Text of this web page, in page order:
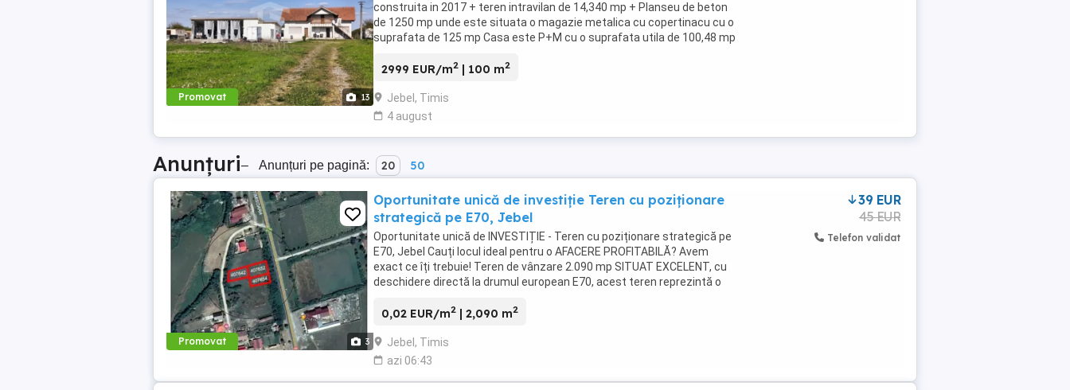
Promovat 13
construita in 2017 + teren intravilan de 14,340 mp + Planseu de beton
de 1250 mp unde este situata o magazie metalica cu copertinacu cu o
suprafata de 125 mp Casa este P+M cu o suprafata utila de 100,48 mp
2999 EUR/m2 | 100 m2
Jebel, Timis
4 august
Anunțuri– Anunțuri pe pagină: 20 50
Promovat 3
Oportunitate unică de investiție Teren cu poziționare
strategică pe E70, Jebel
Oportunitate unică de INVESTIȚIE - Teren cu poziționare strategică pe
E70, Jebel Cauți locul ideal pentru o AFACERE PROFITABILĂ? Avem
exact ce îți trebuie! Teren de vânzare 2.090 mp SITUAT EXCELENT, cu
deschidere directă la drumul european E70, acest teren reprezintă o
0,02 EUR/m2 | 2,090 m2
Jebel, Timis
azi 06:43
39 EUR
45 EUR
Telefon validat